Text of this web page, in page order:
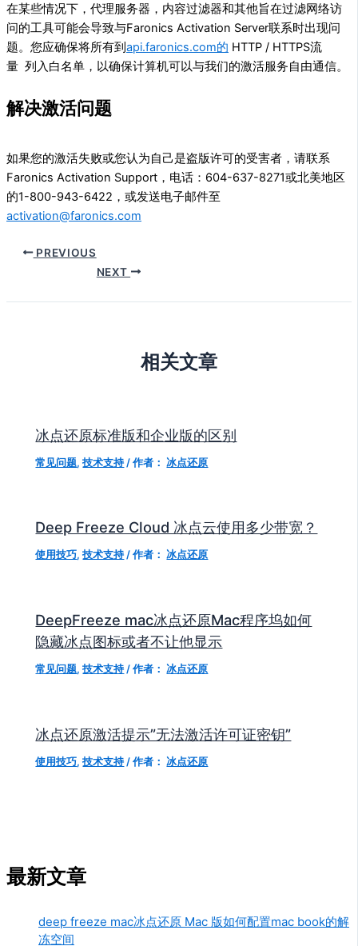
在某些情况下，代理服务器，内容过滤器和其他旨在过滤网络访
问的工具可能会导致与Faronics Activation Server联系时出现问
题。您应确保将所有到 api.faronics.com的 HTTP / HTTPS流
量 列入白名单，以确保计算机可以与我们的激活服务自由通信。
解决激活问题
如果您的激活失败或您认为自己是盗版许可的受害者，请联系
Faronics Activation Support，电话：604-637-8271或北美地区
的1-800-943-6422，或发送电子邮件至
activation@faronics.com
PREVIOUS
NEXT
相关文章
冰点还原标准版和企业版的区别
常见问题,技术支持 / 作者： 冰点还原
Deep Freeze Cloud 冰点云使用多少带宽？
使用技巧,技术支持 / 作者： 冰点还原
DeepFreeze mac冰点还原Mac程序坞如何
隐藏冰点图标或者不让他显示
常见问题,技术支持 / 作者： 冰点还原
冰点还原激活提示”无法激活许可证密钥”
使用技巧,技术支持 / 作者： 冰点还原
最新文章
deep freeze mac冰点还原 Mac 版如何配置mac book的解
冻空间